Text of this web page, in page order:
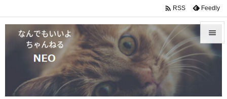


 RSS Feedly